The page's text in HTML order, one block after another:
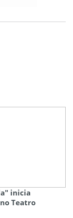
inicia
Teatro